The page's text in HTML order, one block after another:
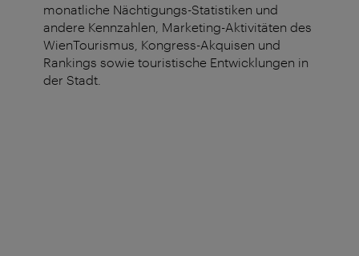
monatliche Nächtigungs-Statistiken und
andere Kennzahlen, Marketing-Aktivitäten des
WienTourismus, Kongress-Akquisen und
Rankings sowie touristische Entwicklungen in
der Stadt.